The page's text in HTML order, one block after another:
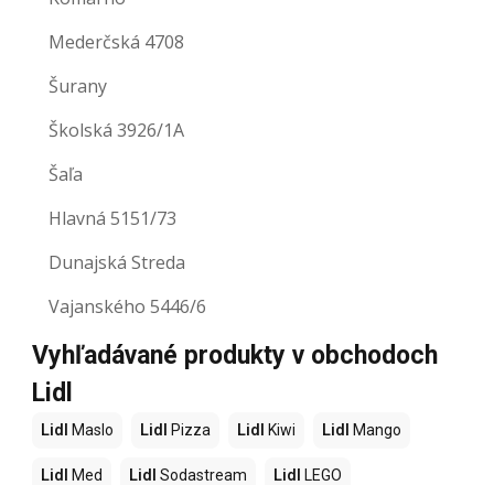
Mederčská 4708
Šurany
Školská 3926/1A
Šaľa
Hlavná 5151/73
Dunajská Streda
Vajanského 5446/6
Vyhľadávané produkty v obchodoch
Lidl
Lidl Maslo Lidl Pizza Lidl Kiwi Lidl Mango
Lidl Med Lidl Sodastream Lidl LEGO